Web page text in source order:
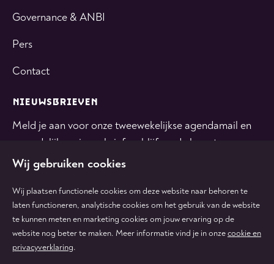
Governance & ANBI
Pers
Contact
NIEUWSBRIEVEN
Meld je aan voor onze tweewekelijkse agendamail en
maandelijkse nieuwsbrief en blijf op de hoogte.
Volg
ons
op
Volg
ons
op
Volg
ons
Volg
ons
Volg
ons
Wij gebruiken cookies
Wij plaatsen functionele cookies om deze website naar behoren te
laten functioneren, analytische cookies om het gebruik van de website
te kunnen meten en marketing cookies om jouw ervaring op de
website nog beter te maken. Meer informatie vind je in onzecookie en
privacyverklaring.